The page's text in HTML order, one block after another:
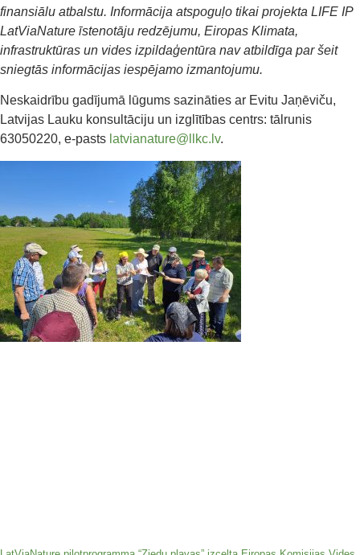
finansiālu atbalstu. Informācija atspoguļo tikai projekta LIFE IP
LatViaNature īstenotāju redzējumu, Eiropas Klimata,
infrastruktūras un vides izpildaģentūra nav atbildīga par šeit
sniegtās informācijas iespējamo izmantojumu.
Neskaidrību gadījumā lūgums sazināties ar Evitu Jaņēviču,
Latvijas Lauku konsultāciju un izglītības centrs: tālrunis
63050220, e-pasts latvianature@llkc.lv.